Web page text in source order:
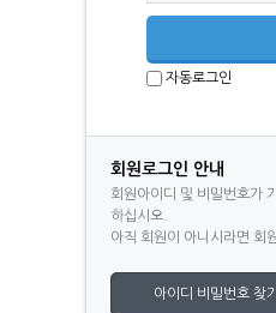
자동로그인
회원로그인 안내
회원아이디 및 비밀번호가
하십시오.
아직 회원이 아니시라면 회
아이디 비밀번호 찾